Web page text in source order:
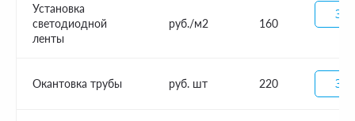
Установка
светодиодной
ленты
руб./м2 160
Окантовка трубы руб. шт 220